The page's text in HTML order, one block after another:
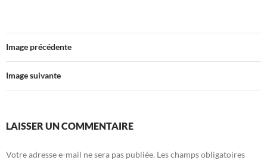
Image précédente
Image suivante
LAISSER UN COMMENTAIRE
Votre adresse e-mail ne sera pas publiée. Les champs obligatoires